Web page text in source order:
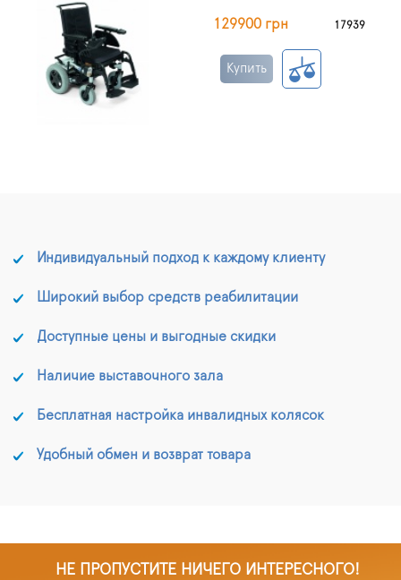
129900 грн 17939
Купить
Индивидуальный подход к каждому клиенту
Широкий выбор средств реабилитации
Доступные цены и выгодные скидки
Наличие выставочного зала
Бесплатная настройка инвалидных колясок
Удобный обмен и возврат товара
НЕ ПРОПУСТИТЕ НИЧЕГО ИНТЕРЕСНОГО!